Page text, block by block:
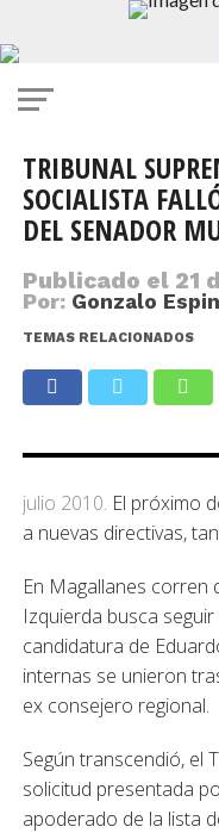
TRIBUNAL
SOCIALISTA
DEL SENADOR
Publicado el 21
Por: Gonzalo
TEMAS RELACIONADOS
julio 2010. El próximo
a nuevas directivas,
En Magallanes corren
Izquierda busca
candidatura de
internas se unieron
ex consejero regional.
Según transcendió, el
solicitud presentada
apoderado de la lista